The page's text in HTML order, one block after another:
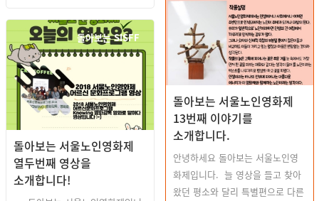
돌아보는 서울노인영화제
13번째 이야기를
소개합니다.
안녕하세요 돌아보는 서울노인영
화제입니다. 늘 영상을 들고 찾아
왔던 평소와 달리 특별편으로 다른
돌아보는 SISFF
돌아보는 서울노인영화제
열두번째 영상을
소개합니다!